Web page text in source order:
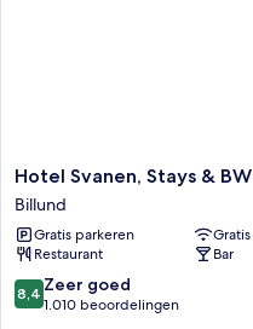
Hotel
Svanen,
Stays
&
BW
Signature
Collection
Hotel Svanen, Stays &
Billund
Gratis parkeren
Restaurant
Bar
8.4
van
8,4 Zeer goed
1.010 beoordelingen